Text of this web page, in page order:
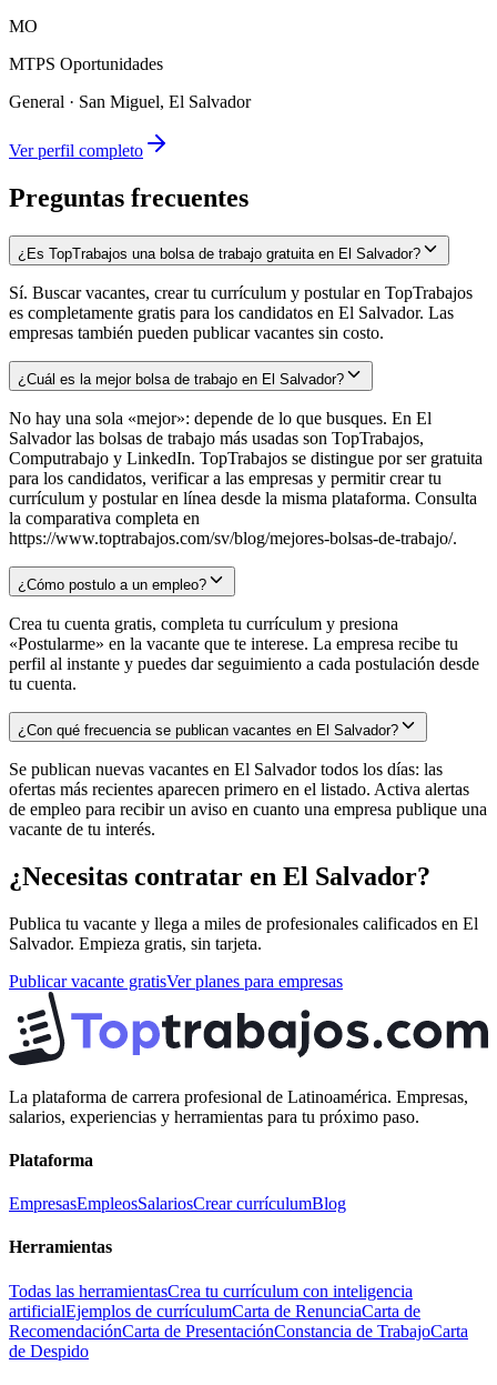
MO
MTPS Oportunidades
General · San Miguel, El Salvador
Ver perfil completo
Preguntas frecuentes
¿Es TopTrabajos una bolsa de trabajo gratuita en El Salvador?
Sí. Buscar vacantes, crear tu currículum y postular en TopTrabajos
es completamente gratis para los candidatos en El Salvador. Las
empresas también pueden publicar vacantes sin costo.
¿Cuál es la mejor bolsa de trabajo en El Salvador?
No hay una sola «mejor»: depende de lo que busques. En El
Salvador las bolsas de trabajo más usadas son TopTrabajos,
Computrabajo y LinkedIn. TopTrabajos se distingue por ser gratuita
para los candidatos, verificar a las empresas y permitir crear tu
currículum y postular en línea desde la misma plataforma. Consulta
la comparativa completa en
https://www.toptrabajos.com/sv/blog/mejores-bolsas-de-trabajo/.
¿Cómo postulo a un empleo?
Crea tu cuenta gratis, completa tu currículum y presiona
«Postularme» en la vacante que te interese. La empresa recibe tu
perfil al instante y puedes dar seguimiento a cada postulación desde
tu cuenta.
¿Con qué frecuencia se publican vacantes en El Salvador?
Se publican nuevas vacantes en El Salvador todos los días: las
ofertas más recientes aparecen primero en el listado. Activa alertas
de empleo para recibir un aviso en cuanto una empresa publique una
vacante de tu interés.
¿Necesitas contratar en El Salvador?
Publica tu vacante y llega a miles de profesionales calificados en El
Salvador. Empieza gratis, sin tarjeta.
Publicar vacante gratisVer planes para empresas
La plataforma de carrera profesional de Latinoamérica. Empresas,
salarios, experiencias y herramientas para tu próximo paso.
Plataforma
EmpresasEmpleosSalariosCrear currículumBlog
Herramientas
Todas las herramientasCrea tu currículum con inteligencia
artificialEjemplos de currículumCarta de RenunciaCarta de
RecomendaciónCarta de PresentaciónConstancia de TrabajoCarta
de Despido